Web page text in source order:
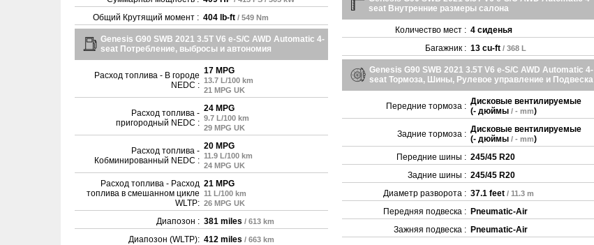
Общий Крутящий момент : 404 lb-ft / 549 Nm
Genesis G90 SWB 2021 3.5T V6 e-S/C AWD Automatic 4-
seat Потребление, выбросы и автономия
Расход топлива - В городе
NEDC :
17 MPG
13.7 L/100 km
21 MPG UK
Расход топлива -
пригородный NEDC :
24 MPG
9.7 L/100 km
29 MPG UK
Расход топлива -
Кобминированный NEDC :
20 MPG
11.9 L/100 km
24 MPG UK
Расход топлива - Расход
топлива в смешанном цикле
WLTP:
21 MPG
11 L/100 km
26 MPG UK
Диапозон : 381 miles / 613 km
Диапозон (WLTP): 412 miles / 663 km
seat Внутренние размеры салона
Количество мест : 4 сиденья
Багажник : 13 cu-ft / 368 L
Genesis G90 SWB 2021 3.5T V6 e-S/C AWD Automatic 4-
seat Тормоза, Шины, Рулевое управление и Подвеска
Передние тормоза : Дисковые вентилируемые
(- дюймы / - mm)
Задние тормоза : Дисковые вентилируемые
(- дюймы / - mm)
Передние шины : 245/45 R20
Задние шины : 245/45 R20
Диаметр разворота : 37.1 feet / 11.3 m
Передняя подвеска : Pneumatic-Air
Зажняя подвеска : Pneumatic-Air